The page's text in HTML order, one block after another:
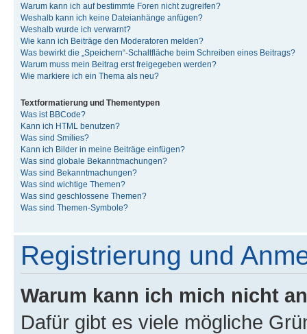
Warum kann ich auf bestimmte Foren nicht zugreifen?
Weshalb kann ich keine Dateianhänge anfügen?
Weshalb wurde ich verwarnt?
Wie kann ich Beiträge den Moderatoren melden?
Was bewirkt die „Speichern“-Schaltfläche beim Schreiben eines Beitrags?
Warum muss mein Beitrag erst freigegeben werden?
Wie markiere ich ein Thema als neu?
Textformatierung und Thementypen
Was ist BBCode?
Kann ich HTML benutzen?
Was sind Smilies?
Kann ich Bilder in meine Beiträge einfügen?
Was sind globale Bekanntmachungen?
Was sind Bekanntmachungen?
Was sind wichtige Themen?
Was sind geschlossene Themen?
Was sind Themen-Symbole?
Registrierung und
Warum kann ich mich nicht
Dafür gibt es viele mögliche